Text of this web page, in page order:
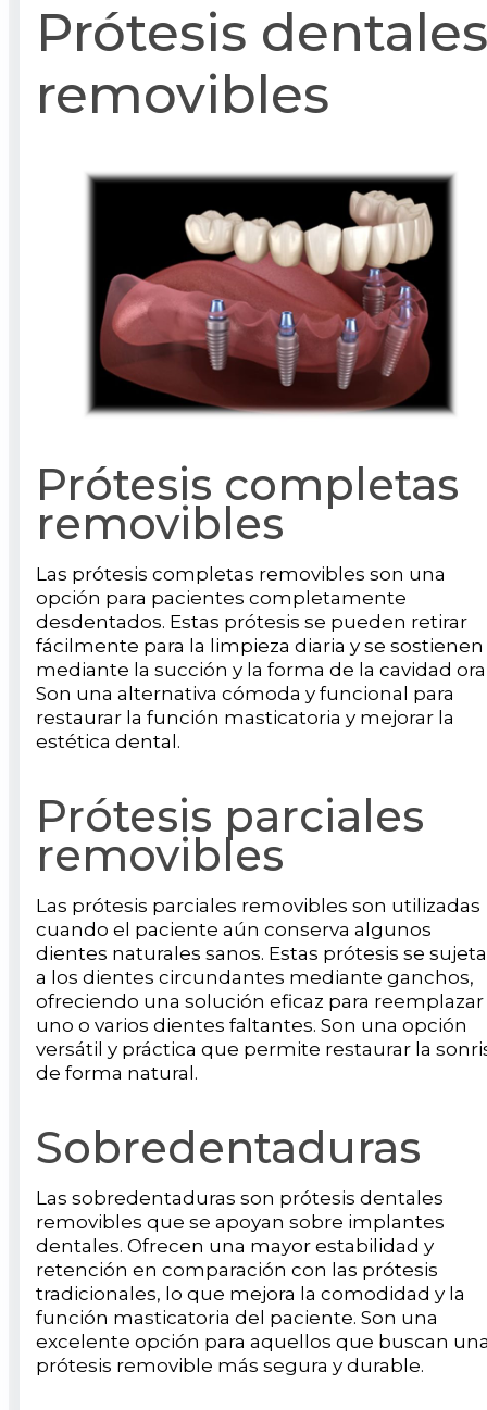
Prótesis dentales
removibles
Prótesis completas
removibles
Las prótesis completas removibles son una
opción para pacientes completamente
desdentados. Estas prótesis se pueden retirar
fácilmente para la limpieza diaria y se sostienen
mediante la succión y la forma de la cavidad
Son una alternativa cómoda y funcional para
restaurar la función masticatoria y mejorar la
estética dental.
Prótesis parciales
removibles
Las prótesis parciales removibles son utilizadas
cuando el paciente aún conserva algunos
dientes naturales sanos. Estas prótesis se
a los dientes circundantes mediante ganchos,
ofreciendo una solución eficaz para reemplazar
uno o varios dientes faltantes. Son una opción
versátil y práctica que permite restaurar la
de forma natural.
Sobredentaduras
Las sobredentaduras son prótesis dentales
removibles que se apoyan sobre implantes
dentales. Ofrecen una mayor estabilidad y
retención en comparación con las prótesis
tradicionales, lo que mejora la comodidad y la
función masticatoria del paciente. Son una
excelente opción para aquellos que buscan
prótesis removible más segura y durable.